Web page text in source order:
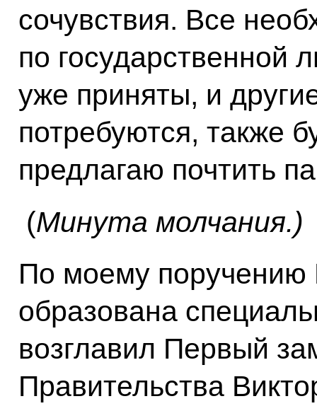
сочувствия. Все
по государственной
уже приняты, и
потребуются, также
предлагаю почтить
(Минута молчания.)
По моему поручению
образована
возглавил Первый
Правительства